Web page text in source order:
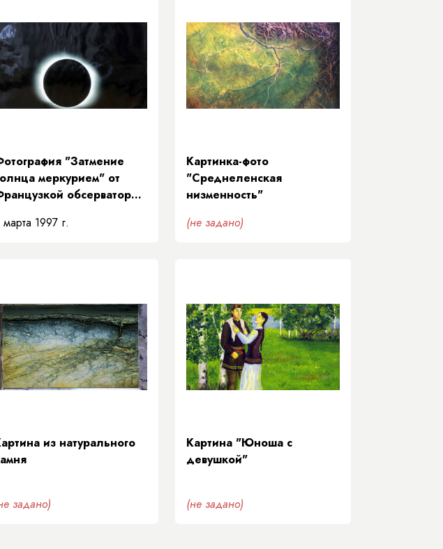
"Затмение
меркурием" от
обсерватории
1997 г.
Картинка-фото
"Среднеленская
низменность"
(не задано)
из натурального
задано)
Картина "Юноша с
девушкой"
(не задано)